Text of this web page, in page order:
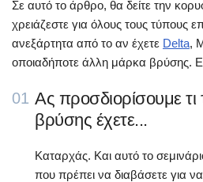
Σε αυτό το άρθρο, θα δείτε την
χρειάζεστε για όλους τους τύπους
ανεξάρτητα από το αν έχετε Delta,
οποιαδήποτε άλλη μάρκα βρύσης.
01 Ας προσδιορίσουμε
βρύσης έχετε...
Καταρχάς. Και αυτό το
που πρέπει να διαβάσετε για